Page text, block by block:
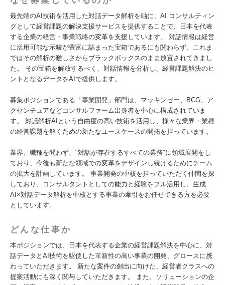
最先端のAI技術を活用した対話データ解析を軸に、AI コンサルティン
グとして経営課題の解決支援サービスを提供することで、日本を代表
する企業の経営・事業戦略の変革を支援しています。 対話情報は経営
に活用可能な示唆が豊富に詰まった宝箱であるにも関わらず、これま
ではその解析の難しさからブラックボックスのまま放置されてきまし
た。 その宝箱を解放するべく、対話情報を分析し、経営課題解決のヒ
ントとなるデータをAIで提供します。
募集ポジションである「事業開発」部門は、マッキンゼー、BCG、ア
クセンチュアなどコンサルファーム出身者を中心に構成されていま
す。 対話解析AIという自由度の高い技術を活用し、様々な業界・業種
の経営課題を解くための新たなユースケースの開拓を担っています。
業界、職種を問わず、"対話が存在するすべての業務"に領域展開をし
ており、今後も新たな領域での変革をデザインし続けるためにチーム
の拡大を計画しています。 事業開発の中核を担っていただく仲間を探
しており、コンサルタントとしての能力と経験をフル活用し、生成
AI×対話データ解析を中核とする事業の牽引をお任せできる方を必要
としています。
どんな仕事か
本ポジションでは、日本を代表する企業の経営課題解決を中心に、対
話データとAI技術を駆使した革新性の高い事業の開発、グロースに携
わっていただきます。 新たな案件の創出に向けた、経営者クラスへの
提案活動にも深く関与していただきます。 また、ソリューションの企